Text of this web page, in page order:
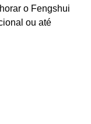
o Fengshui
ou até